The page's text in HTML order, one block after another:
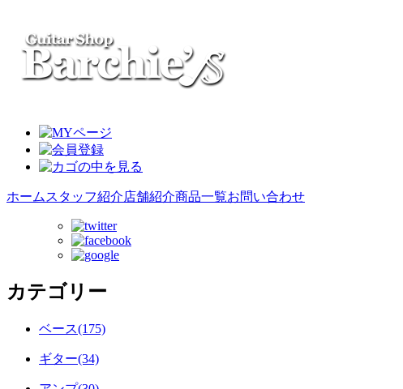
ホーム スタッフ紹介店舗紹介商品一覧お問い合わせ
カテゴリー
ベース(175)
ギター(34)